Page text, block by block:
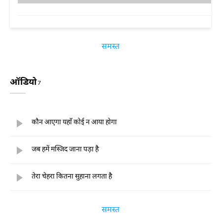
समस्त
ऑडियो7
कौन आएगा यहाँ कोई न आया होगा
जब हमें मस्जिद जाना पड़ा है
तेरा चेहरा कितना सुहाना लगता है
समस्त